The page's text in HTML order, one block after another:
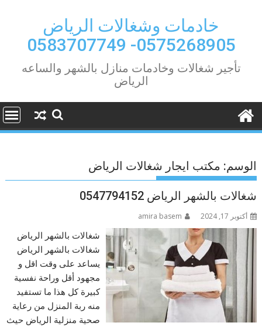
خادمات وشغالات الرياض
0575268905- 0583707749
تأجير شغالات وخادمات منازل بالشهر والساعه
الرياض
الوسم: مكتب ايجار شغالات الرياض
شغالات بالشهر الرياض 0547794152
أكتوبر 17, 2024 amira basem
شغالات بالشهر الرياض
شغالات بالشهر الرياض
يساعد على وقت اقل و
مجهود أقل وراحة نفسية
كبيرة كل هذا ما تستفيد
منه ربة المنزل من رعاية
صحية منزلية الرياض حيث